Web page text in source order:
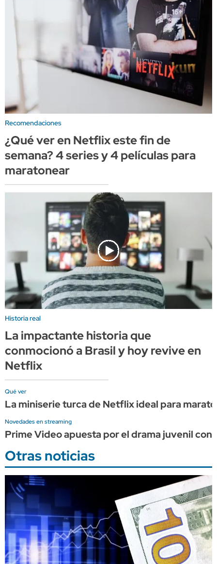
Recomendaciones
¿Qué ver en Netflix este fin de
semana? 4 series y 4 películas para
maratonear
Historia real
La impactante historia que
conmocionó a Brasil y hoy revive en
Netflix
Qué ver
La miniserie turca de Netflix ideal para
Novedades en streaming
Prime Video apuesta por el drama juvenil
Otras noticias